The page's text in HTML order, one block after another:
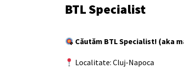
BTL Specialist
Căutăm BTL Specialist! (aka
Localitate: Cluj-Napoca